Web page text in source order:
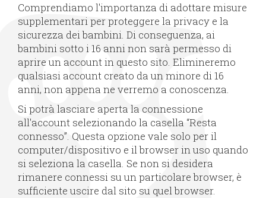
Comprendiamo l'importanza di adottare misure
supplementari per proteggere la privacy e la
sicurezza dei bambini. Di conseguenza, ai
bambini sotto i 16 anni non sarà permesso di
aprire un account in questo sito. Elimineremo
qualsiasi account creato da un minore di 16
anni, non appena ne verremo a conoscenza.
Si potrà lasciare aperta la connessione
all'account selezionando la casella “Resta
connesso”. Questa opzione vale solo per il
computer/dispositivo e il browser in uso quando
si seleziona la casella. Se non si desidera
rimanere connessi su un particolare browser, è
sufficiente uscire dal sito su quel browser.